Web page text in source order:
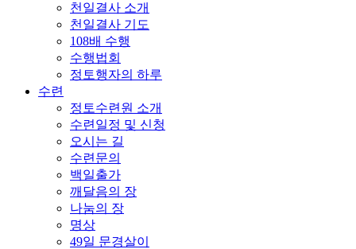
천일결사 소개
천일결사 기도
108배 수행
수행법회
정토행자의 하루
수련
정토수련원 소개
수련일정 및 신청
오시는 길
수련문의
백일출가
깨달음의 장
나눔의 장
명상
49일 문경살이